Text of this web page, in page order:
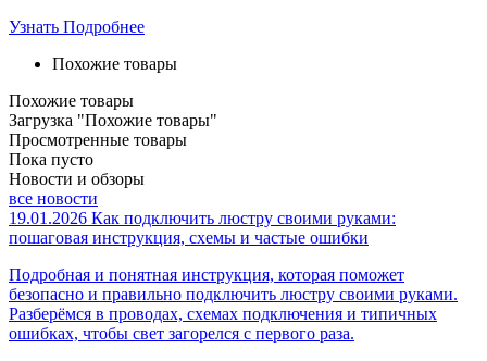
Узнать Подробнее
Похожие товары
Похожие товары
Загрузка "Похожие товары"
Просмотренные товары
Пока пусто
Новости и обзоры
все новости
19.01.2026 Как подключить люстру своими руками:
пошаговая инструкция, схемы и частые ошибки
Подробная и понятная инструкция, которая поможет
безопасно и правильно подключить люстру своими руками.
Разберёмся в проводах, схемах подключения и типичных
ошибках, чтобы свет загорелся с первого раза.